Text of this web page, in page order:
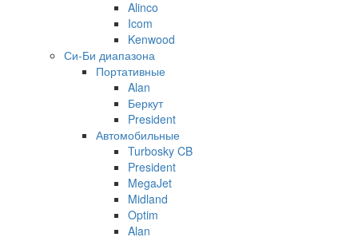
Alinco
Icom
Kenwood
Си-Би диапазона
Портативные
Alan
Беркут
President
Автомобильные
Turbosky CB
President
MegaJet
Midland
Optim
Alan